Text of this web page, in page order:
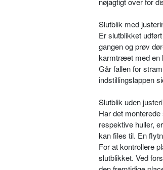
Slutblik med
Er slutblikket
gangen og prøv
karmtræet med en
Går fallen for
indstillingslappen
Slutblik uden
Har det
respektive huller,
kan files til. En
For at kontrollere
slutblikket. Ved